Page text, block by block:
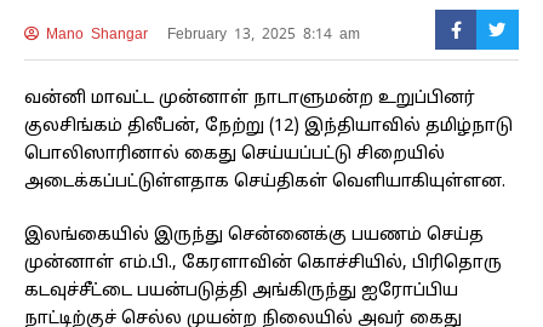
Mano Shangar February 13, 2025 8:14 am
வன்னி மாவட்ட முன்னாள் நாடாளுமன்ற உறுப்பினர்
குலசிங்கம் திலீபன், நேற்று (12) இந்தியாவில் தமிழ்நாடு
பொலிஸாரினால் கைது செய்யப்பட்டு சிறையில்
அடைக்கப்பட்டுள்ளதாக செய்திகள் வெளியாகியுள்ளன.
இலங்கையில் இருந்து சென்னைக்கு பயணம் செய்த
முன்னாள் எம்.பி., கேரளாவின் கொச்சியில், பிரிதொரு
கடவுச்சீட்டை பயன்படுத்தி அங்கிருந்து ஐரோப்பிய
நாட்டிற்குச் செல்ல முயன்ற நிலையில் அவர் கைது